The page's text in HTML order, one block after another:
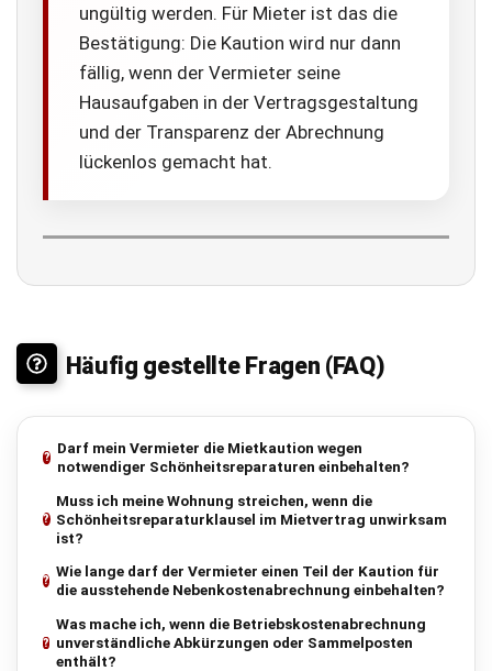
ungültig werden. Für Mieter ist das die
Bestätigung: Die Kaution wird nur dann
fällig, wenn der Vermieter seine
Hausaufgaben in der Vertragsgestaltung
und der Transparenz der Abrechnung
lückenlos gemacht hat.
Häufig gestellte Fragen (FAQ)
Darf mein Vermieter die Mietkaution wegen
notwendiger Schönheitsreparaturen einbehalten?
Muss ich meine Wohnung streichen, wenn die
Schönheitsreparaturklausel im Mietvertrag unwirksam
ist?
Wie lange darf der Vermieter einen Teil der Kaution für
die ausstehende Nebenkostenabrechnung einbehalten?
Was mache ich, wenn die Betriebskostenabrechnung
unverständliche Abkürzungen oder Sammelposten
enthält?